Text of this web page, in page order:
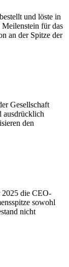
und löste in
für das
an der Spitze der
Gesellschaft
ausdrücklich
den
2025 die CEO-
sowohl
nicht